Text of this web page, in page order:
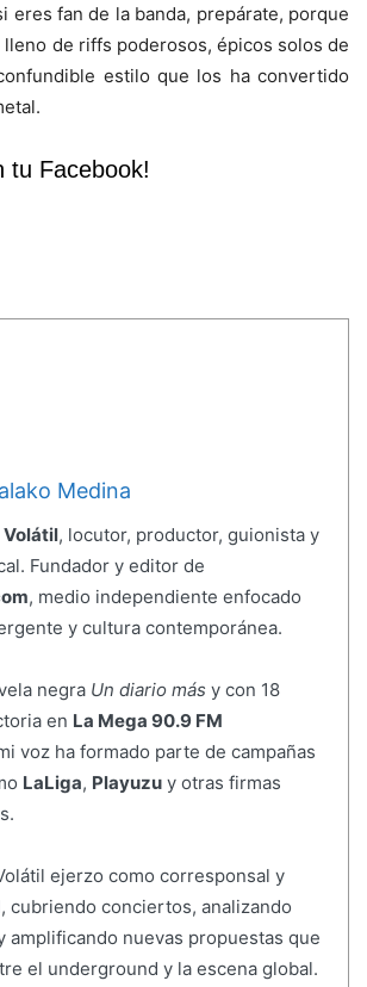
eres fan de la banda, prepárate, porque
lleno de riffs poderosos, épicos solos de
estilo que los ha convertido
tu Facebook!
Medina
Volátil, locutor, productor, guionista y
Fundador y editor de
, medio independiente enfocado
y cultura contemporánea.
negra Un diario más y con 18
en La Mega 90.9 FM
voz ha formado parte de campañas
LaLiga, Playuzuy otras firmas
ejerzo como corresponsal y
cubriendo conciertos, analizando
amplificando nuevas propuestas que
el underground y la escena global.